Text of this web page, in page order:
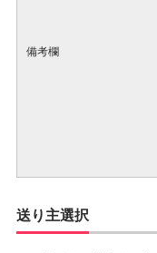
備考欄
送り主選択